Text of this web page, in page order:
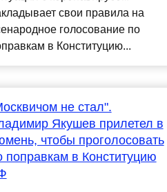
свои правила на
голосование по
в Конституцию...
не стал".
Якушев прилетел в
чтобы проголосовать
поправкам в Конституцию